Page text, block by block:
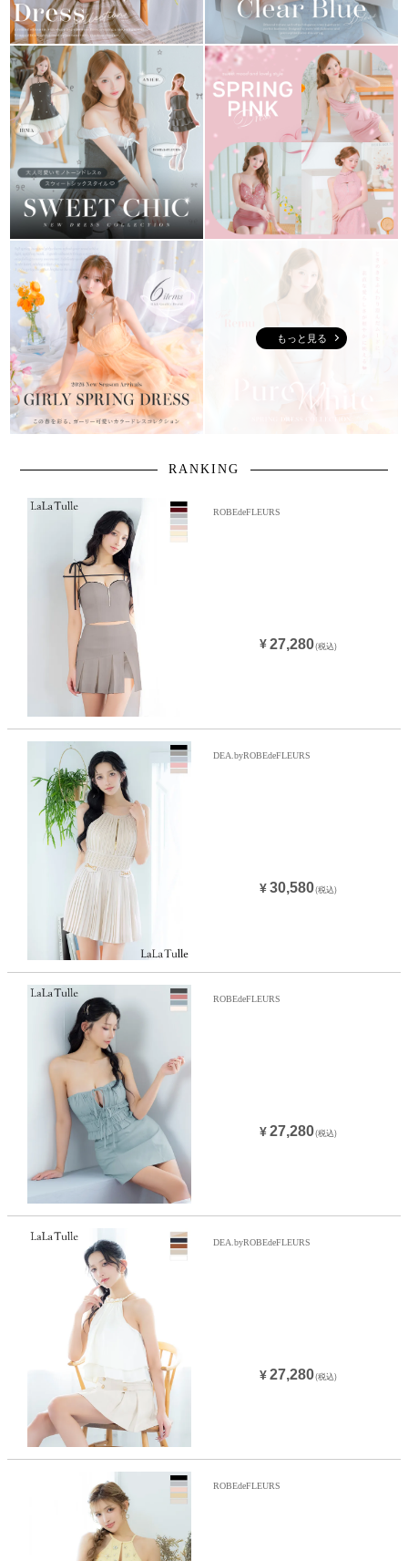
もっと見る
RANKING
ROBEdeFLEURS
¥27,280(税込)
DEA.byROBEdeFLEURS
¥30,580(税込)
ROBEdeFLEURS
¥27,280(税込)
DEA.byROBEdeFLEURS
¥27,280(税込)
ROBEdeFLEURS